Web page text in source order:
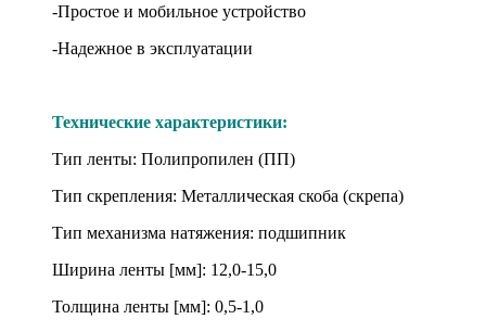
-Простое и мобильное устройство
-Надежное в эксплуатации
Технические характеристики:
Тип ленты: Полипропилен (ПП)
Тип скрепления: Металлическая скоба (скрепа)
Тип механизма натяжения: подшипник
Ширина ленты [мм]: 12,0-15,0
Толщина ленты [мм]: 0,5-1,0